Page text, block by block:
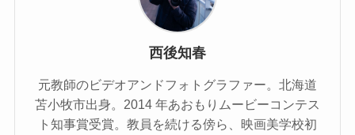
西後知春
元教師のビデオアンドフォトグラファー。北海道
苫⼩牧市出⾝。2014 年あおもりムービーコンテス
ト知事賞受賞。教員を続ける傍ら、映画美学校初